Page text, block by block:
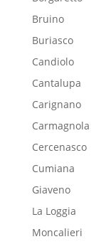
Bruino
Buriasco
Candiolo
Cantalupa
Carignano
Carmagnola
Cercenasco
Cumiana
Giaveno
La Loggia
Moncalieri